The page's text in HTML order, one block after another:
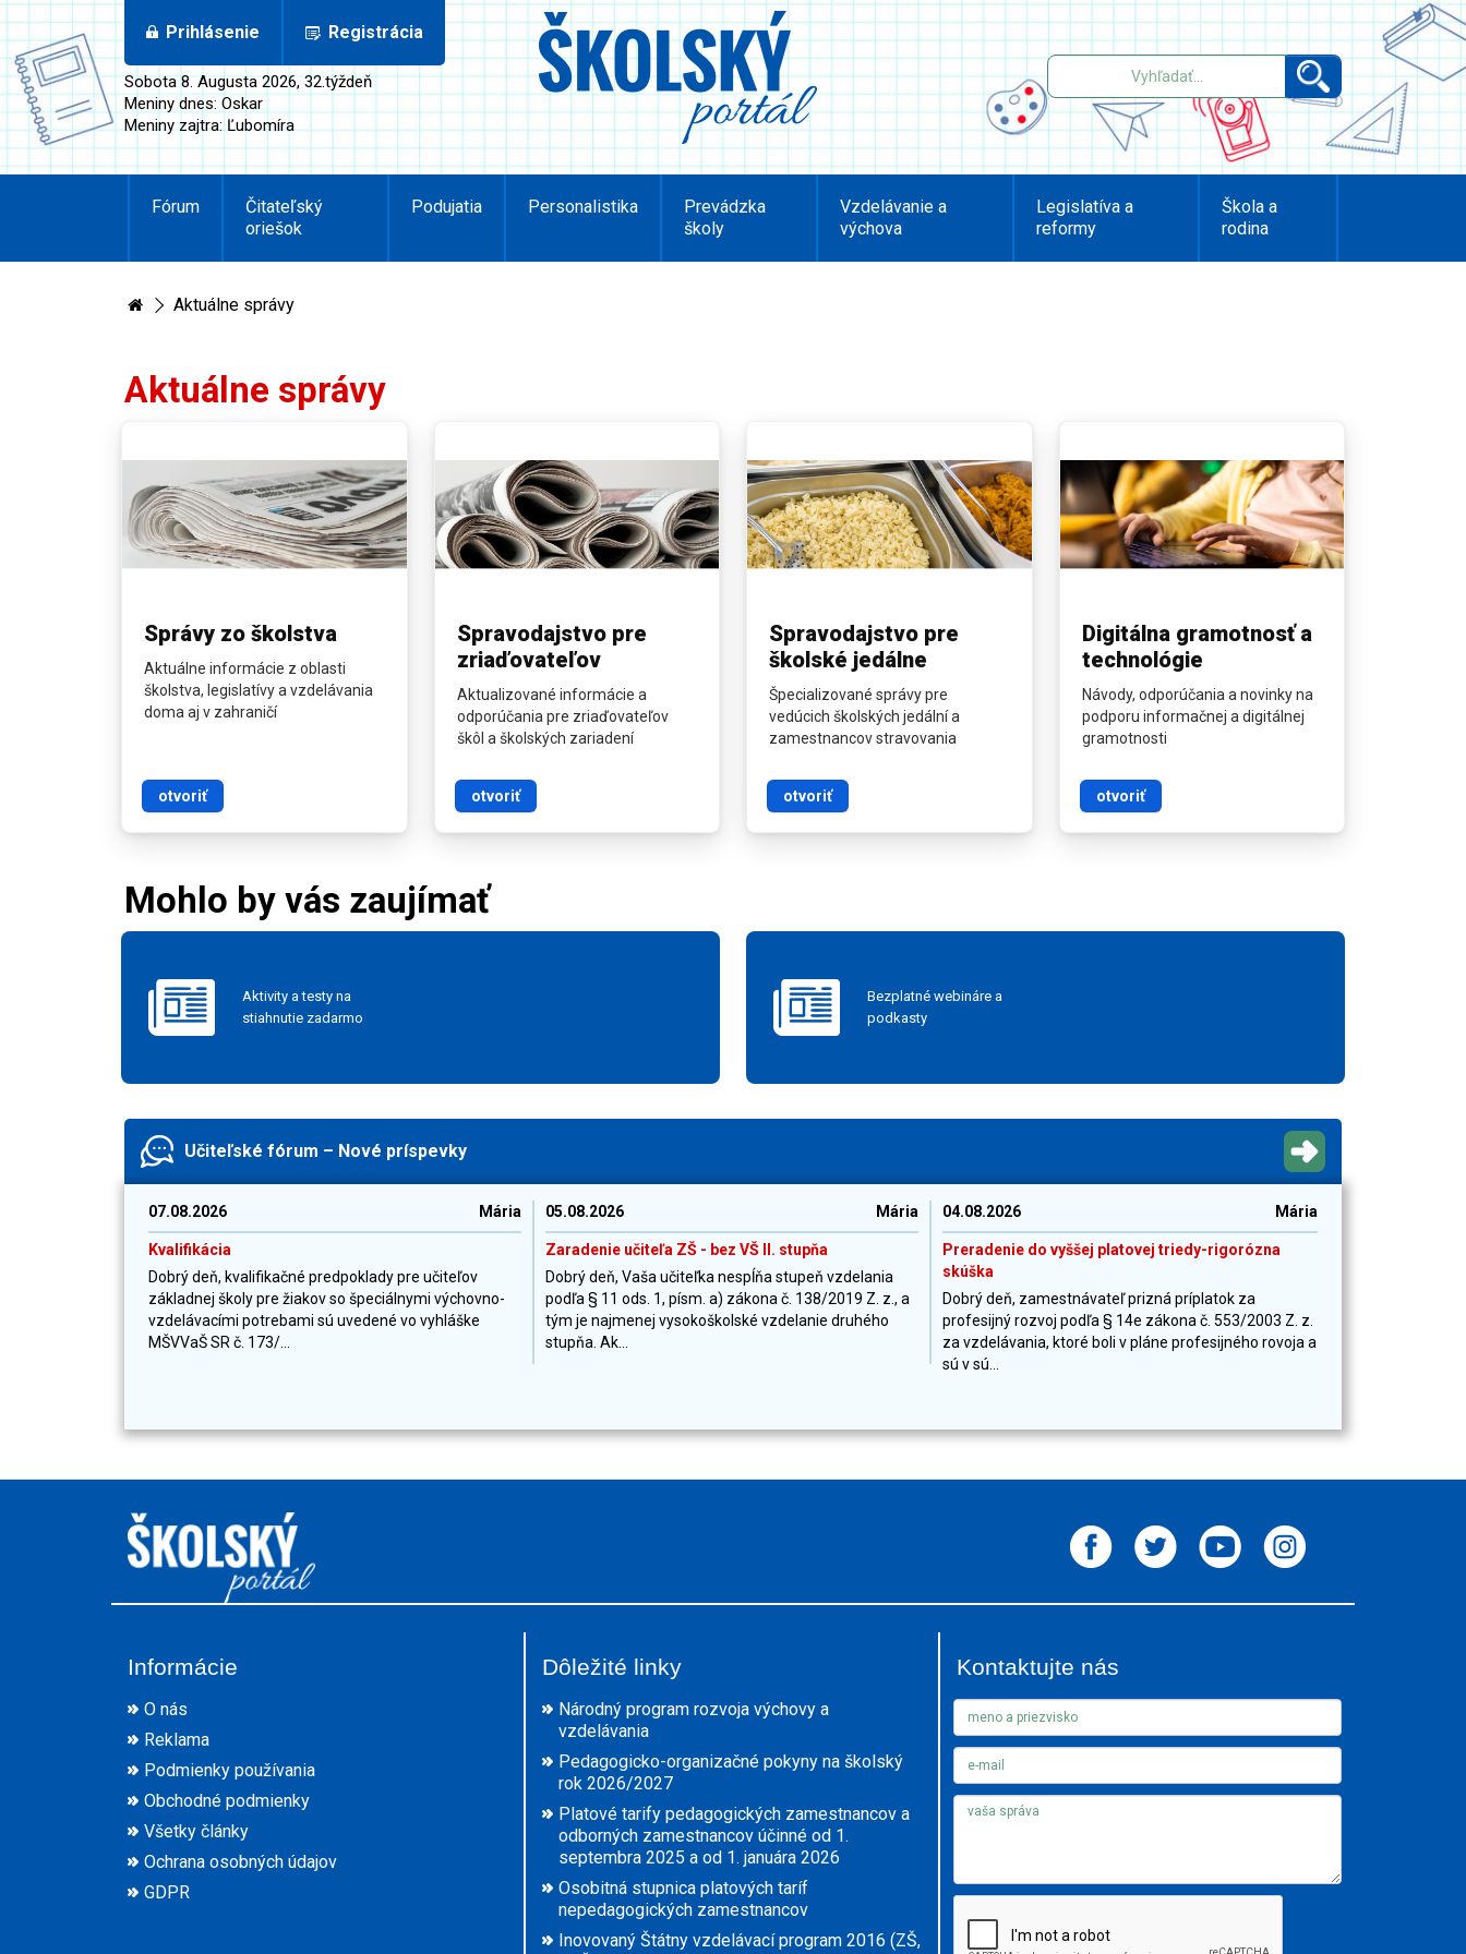
Prihlásenie Registrácia
Sobota 8. Augusta 2026, 32.týždeň
Meniny dnes: Oskar
Meniny zajtra: Ľubomíra
Fórum
Čitateľský
oriešok
Podujatia Personalistika
Prevádzka
školy
Vzdelávanie a
výchova
Legislatíva a
reformy
Škola a
rodina
Aktuálne správy
Aktuálne správy
Správy zo školstva
Aktuálne informácie z oblasti
školstva, legislatívy a vzdelávania
doma aj v zahraničí
otvoriť
Spravodajstvo pre
zriaďovateľov
Aktualizované informácie a
odporúčania pre zriaďovateľov
škôl a školských zariadení
otvoriť
Spravodajstvo pre
školské jedálne
Špecializované správy pre
vedúcich školských jedální a
zamestnancov stravovania
otvoriť
Digitálna gramotnosť a
technológie
Návody, odporúčania a novinky na
podporu informačnej a digitálnej
gramotnosti
otvoriť
Mohlo by vás zaujímať
Aktivity a testy na
stiahnutie zadarmo
Bezplatné webináre a
podkasty
Učiteľské fórum – Nové príspevky
07.08.2026 Mária
Kvalifikácia
Dobrý deň, kvalifikačné predpoklady pre učiteľov
základnej školy pre žiakov so špeciálnymi výchovno-
vzdelávacími potrebami sú uvedené vo vyhláške
MŠVVaŠ SR č. 173/...
05.08.2026 Mária
Zaradenie učiteľa ZŠ - bez VŠ II. stupňa
Dobrý deň, Vaša učiteľka nespĺňa stupeň vzdelania
podľa § 11 ods. 1, písm. a) zákona č. 138/2019 Z. z., a
tým je najmenej vysokoškolské vzdelanie druhého
stupňa. Ak...
04.08.2026 Mária
Preradenie do vyššej platovej triedy-rigorózna
skúška
Dobrý deň, zamestnávateľ prizná príplatok za
profesijný rozvoj podľa § 14e zákona č. 553/2003 Z. z.
za vzdelávania, ktoré boli v pláne profesijného rovoja a
sú v sú...
Informácie
O nás
Reklama
Podmienky používania
Obchodné podmienky
Všetky články
Ochrana osobných údajov
GDPR
Dôležité linky
Národný program rozvoja výchovy a
vzdelávania
Pedagogicko-organizačné pokyny na školský
rok 2026/2027
Platové tarify pedagogických zamestnancov a
odborných zamestnancov účinné od 1.
septembra 2025 a od 1. januára 2026
Osobitná stupnica platových taríf
nepedagogických zamestnancov
Inovovaný Štátny vzdelávací program 2016 (ZŠ,
Kontaktujte nás